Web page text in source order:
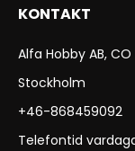
KONTAKT
Alfa Hobby AB,
Stockholm
+46-868459092
Telefontid